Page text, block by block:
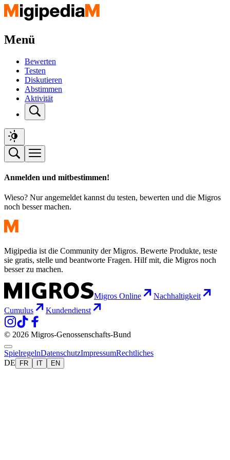
Menü
Bewerten
Testen
Diskutieren
Abstimmen
Aktivität
Anmelden und mitbestimmen!
Wieso? Nur angemeldet kannst du testen, bewerten und die Migros
noch besser machen.
Migipedia ist die Community der Migros. Bewerte Produkte, teste
sie gratis, stelle und beantworte Fragen. Hilf mit, die Migros noch
besser zu machen.
Migros Online
Nachhaltigkeit
Cumulus
Kundendienst
© 2026 Migros-Genossenschafts-Bund
SpielregelnDatenschutzImpressumRechtliches
DE
FR IT EN